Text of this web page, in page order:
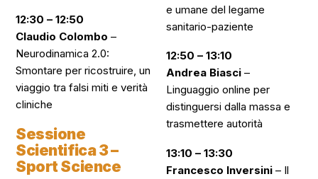
12:30 – 12:50
Claudio Colombo –
Neurodinamica 2.0:
Smontare per ricostruire, un
viaggio tra falsi miti e verità
cliniche
Sessione
Scientifica 3 –
Sport Science
e umane del legame
sanitario-paziente
12:50 – 13:10
Andrea Biasci –
Linguaggio online per
distinguersi dalla massa e
trasmettere autorità
13:10 – 13:30
Francesco Inversini – Il